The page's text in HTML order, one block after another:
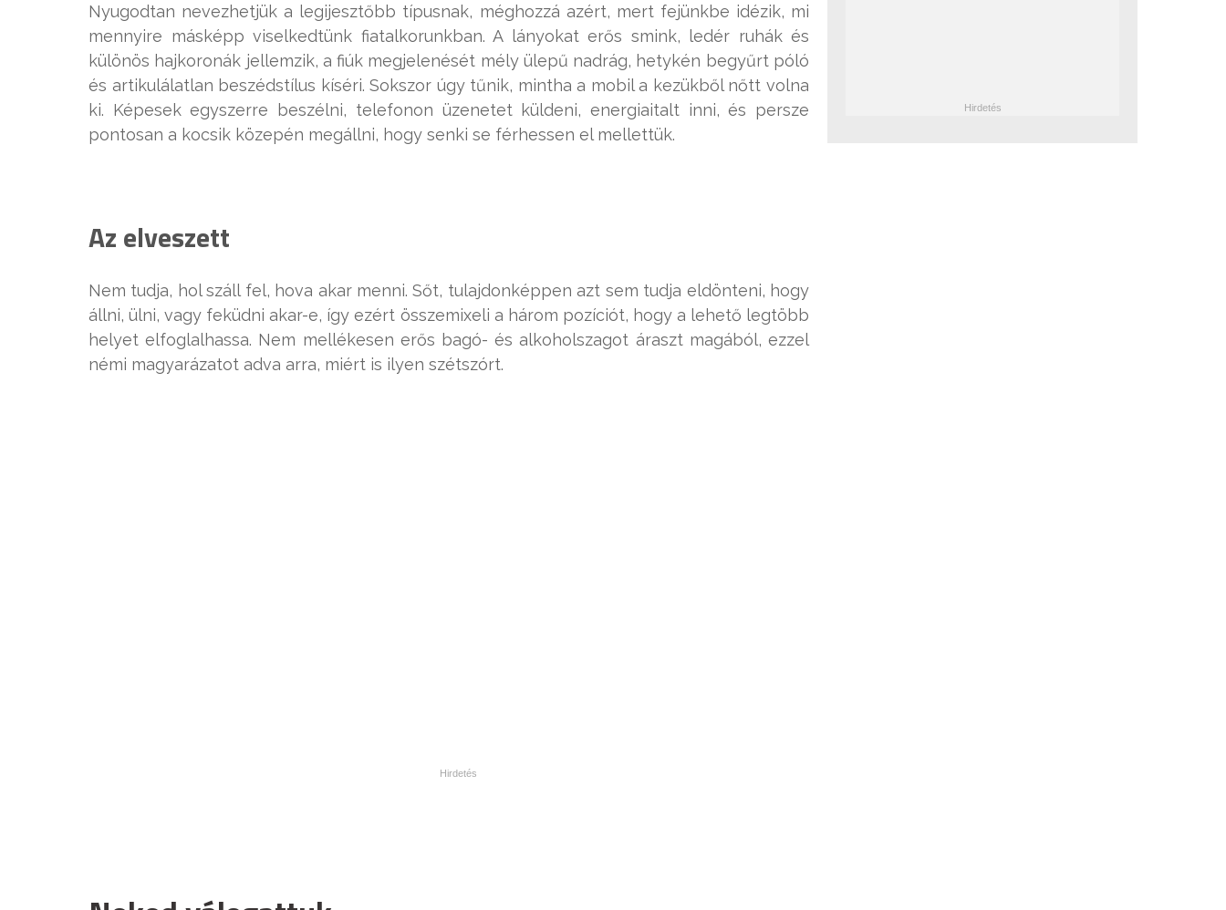
Nyugodtan nevezhetjük a legijesztőbb típusnak, méghozzá azért, mert fejünkbe idézik, mi
mennyire másképp viselkedtünk fiatalkorunkban. A lányokat erős smink, ledér ruhák és
különös hajkoronák jellemzik, a fiúk megjelenését mély ülepű nadrág, hetykén begyűrt póló
és artikulálatlan beszédstílus kíséri. Sokszor úgy tűnik, mintha a mobil a kezükből nőtt volna
ki. Képesek egyszerre beszélni, telefonon üzenetet küldeni, energiaitalt inni, és persze
pontosan a kocsik közepén megállni, hogy senki se férhessen el mellettük.
Az elveszett
Nem tudja, hol száll fel, hova akar menni. Sőt, tulajdonképpen azt sem tudja eldönteni, hogy
állni, ülni, vagy feküdni akar-e, így ezért összemixeli a három pozíciót, hogy a lehető legtöbb
helyet elfoglalhassa. Nem mellékesen erős bagó- és alkoholszagot áraszt magából, ezzel
némi magyarázatot adva arra, miért is ilyen szétszórt.